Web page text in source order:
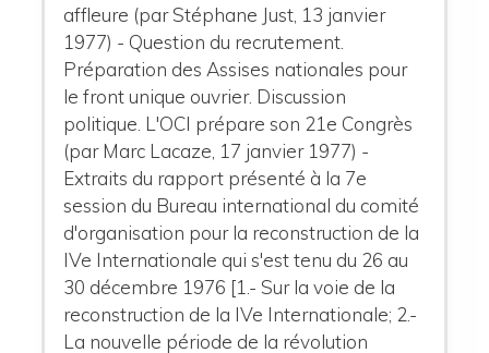
affleure (par Stéphane Just, 13 janvier
1977) - Question du recrutement.
Préparation des Assises nationales pour
le front unique ouvrier. Discussion
politique. L'OCI prépare son 21e Congrès
(par Marc Lacaze, 17 janvier 1977) -
Extraits du rapport présenté à la 7e
session du Bureau international du comité
d'organisation pour la reconstruction de la
IVe Internationale qui s'est tenu du 26 au
30 décembre 1976 [1.- Sur la voie de la
reconstruction de la IVe Internationale; 2.-
La nouvelle période de la révolution